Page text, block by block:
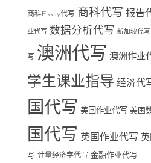
商科Essay代写 商科代写 报告
业代写 数据分析代写 新加坡代写
写 澳洲代写 澳洲作业
学生课业指导 经济代
国代写 美国作业代写 美国
国代写 英国作业代写
写 计量经济学代写 金融作业代写